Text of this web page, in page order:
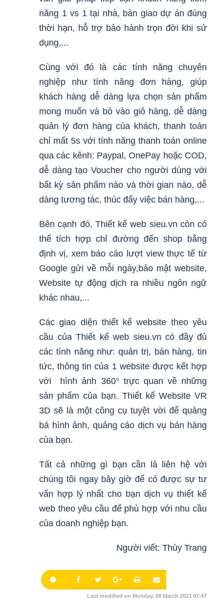
năng 1 vs 1 tại nhà, bàn giao dự án đúng
thời hạn, hỗ trợ bảo hành trọn đời khi sử
dụng,...
Cùng với đó là các tính năng chuyên
nghiệp như tính năng đơn hàng, giúp
khách hàng dễ dàng lựa chọn sản phẩm
mong muốn và bỏ vào giỏ hàng, dễ dàng
quản lý đơn hàng của khách, thanh toán
chỉ mất 5s với tính năng thanh toán online
qua các kênh: Paypal, OnePay hoặc COD,
dễ dàng tạo Voucher cho người dùng với
bất kỳ sản phẩm nào và thời gian nào, dễ
dàng tương tác, thúc đẩy việc bán hàng,...
Bên cạnh đó, Thiết kế web sieu.vn còn có
thể tích hợp chỉ đường đến shop bằng
định vị, xem báo cáo lượt view thực tế từ
Google gửi về mỗi ngày,bảo mật website,
Website tự động dịch ra nhiều ngôn ngữ
khác nhau,...
Các giao diện thiết kế website theo yêu
cầu của Thiết kế web sieu.vn có đầy đủ
các tính năng như: quản trị, bán hàng, tin
tức, thông tin của 1 website được kết hợp
với hình ảnh 360° trực quan về những
sản phẩm của bạn. Thiết kế Website VR
3D sẽ là một công cụ tuyệt vời để quảng
bá hình ảnh, quảng cáo dịch vụ bán hàng
của bạn.
Tất cả những gì bạn cần là liên hệ với
chúng tôi ngay bây giờ để có được sự tư
vấn hợp lý nhất cho bạn dịch vụ thiết kế
web theo yêu cầu để phù hợp với nhu cầu
của doanh nghiệp bạn.
Người viết: Thùy Trang
Last modified on Monday, 08 March 2021 07:47